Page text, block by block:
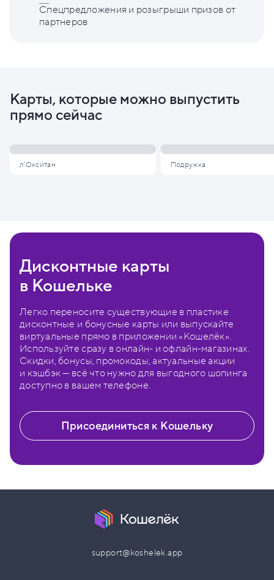
Спецпредложения и розыгрыши призов от
партнеров
Карты, которые можно выпустить
прямо сейчас
л'Окситан Подружка
Дисконтные карты
в Кошельке
Легко переносите существующие в пластике
дисконтные и бонусные карты или выпускайте
виртуальные прямо в приложении «Кошелёк».
Используйте сразу в онлайн- и офлайн-магазинах.
Скидки, бонусы, промокоды, актуальные акции
и кэшбэк — всё что нужно для выгодного шопинга
доступно в вашем телефоне.
Присоединиться к Кошельку
support@koshelek.app